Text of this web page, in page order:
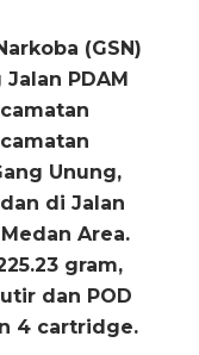
(GSN)
PDAM
Unung,
di Jalan
Area.
gram,
dan POD
4 cartridge.